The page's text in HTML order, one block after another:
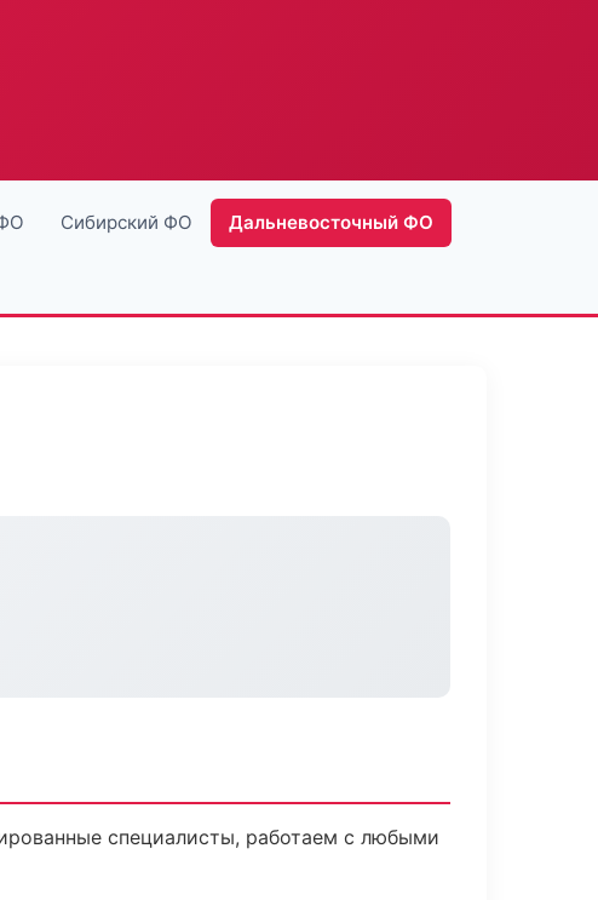
Сибирский ФО Дальневосточный ФО
специалисты, работаем с любыми